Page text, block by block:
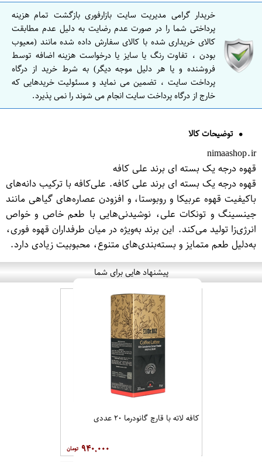
خریدار گرامی مدیریت سایت بازارفوری بازگشت تمام هزینه
پرداختی شما را در صورت عدم رضایت به دلیل عدم مطابقت
کالای خریداری شده با کالای سفارش داده شده مانند (معیوب
بودن ، تفاوت رنگ یا سایز یا درخواست هزینه اضافه توسط
فروشنده و یا هر دلیل موجه دیگر) به شرط خرید از درگاه
پرداخت سایت ، تضمین می نماید و مسئولیت خریدهایی که
خارج از درگاه پرداخت سایت انجام می شوند را نمی پذیرد.
توضیحات کالا
nimaashop.ir
قهوه درجه یک بسته ای برند علی کافه
قهوه درجه یک بسته ای برند علی کافه. علی‌کافه با ترکیب دانه‌های
باکیفیت قهوه عربیکا و روبوستا، و افزودن عصاره‌های گیاهی مانند
جینسینگ و تونکات علی، نوشیدنی‌هایی با طعم خاص و خواص
انرژی‌زا تولید می‌کند. این برند به‌ویژه در میان طرفداران قهوه فوری،
به‌دلیل طعم متمایز و بسته‌بندی‌های متنوع، محبوبیت زیادی دارد.
پیشنهاد هایی برای شما
کافه لاته با قارچ گانودرما ۲۰ عددی
۹۴۰,۰۰۰